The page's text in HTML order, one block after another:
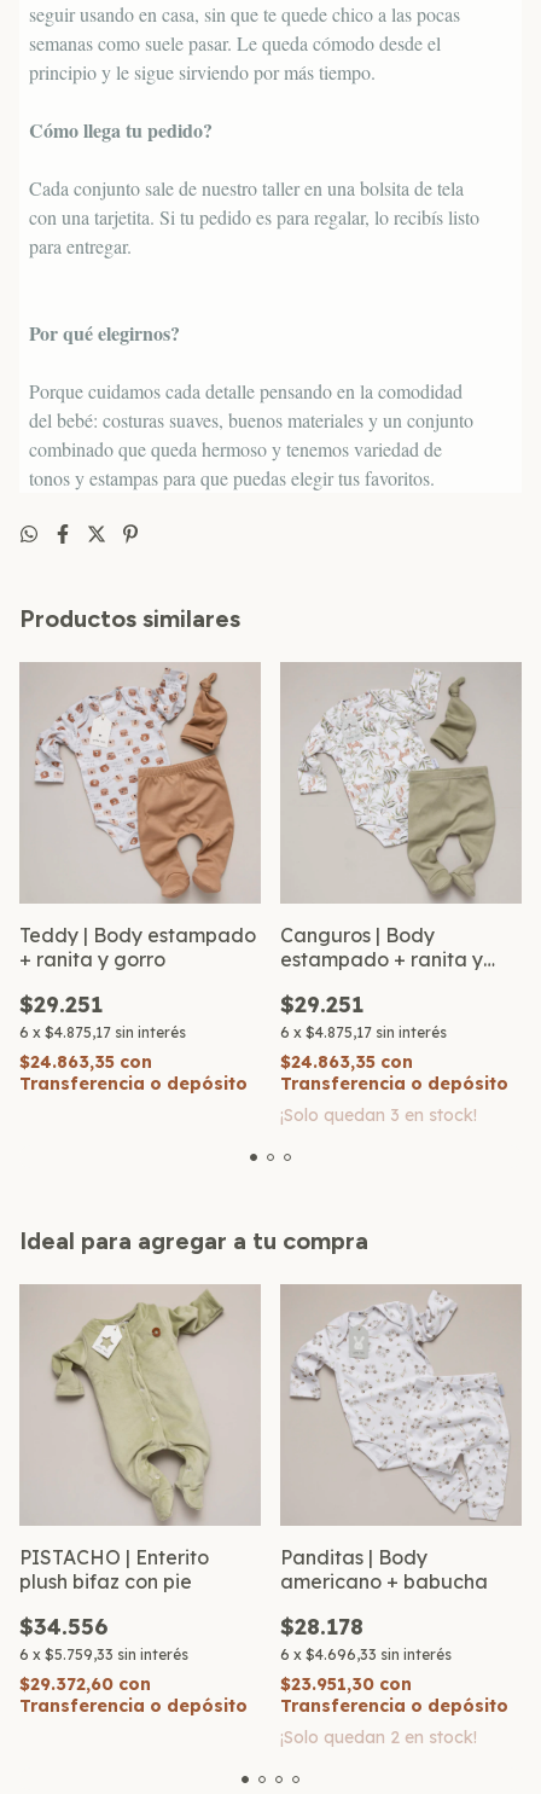
seguir usando en casa, sin que te quede chico a las pocas
semanas como suele pasar. Le queda cómodo desde el
principio y le sigue sirviendo por más tiempo.
Cómo llega tu pedido?
Cada conjunto sale de nuestro taller en una bolsita de tela
con una tarjetita. Si tu pedido es para regalar, lo recibís listo
para entregar.
Por qué elegirnos?
Porque cuidamos cada detalle pensando en la comodidad
del bebé: costuras suaves, buenos materiales y un conjunto
combinado que queda hermoso y tenemos variedad de
tonos y estampas para que puedas elegir tus favoritos.
Productos similares
Teddy | Body estampado
+ ranita y gorro
$29.251
6 x $4.875,17 sin interés
$24.863,35 con
Transferencia o depósito
Canguros | Body
estampado + ranita y
$29.251
6 x $4.875,17 sin interés
$24.863,35 con
Transferencia o depósito
¡Solo quedan 3 en stock!
Ideal para agregar a tu compra
PISTACHO | Enterito
plush bifaz con pie
$34.556
6 x $5.759,33 sin interés
$29.372,60 con
Transferencia o depósito
Panditas | Body
americano + babucha
$28.178
6 x $4.696,33 sin interés
$23.951,30 con
Transferencia o depósito
¡Solo quedan 2 en stock!